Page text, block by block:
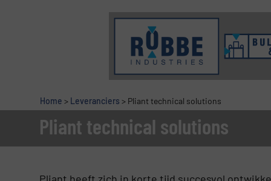
Home > Leveranciers > Pliant technical solutions
Pliant technical solutions